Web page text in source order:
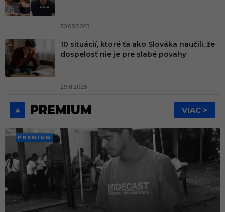
30.08.2025
10 situácií, ktoré ťa ako Slováka naučili, že
dospelosť nie je pre slabé povahy
29.11.2025
PREMIUM VIAC >
PREMI
UM